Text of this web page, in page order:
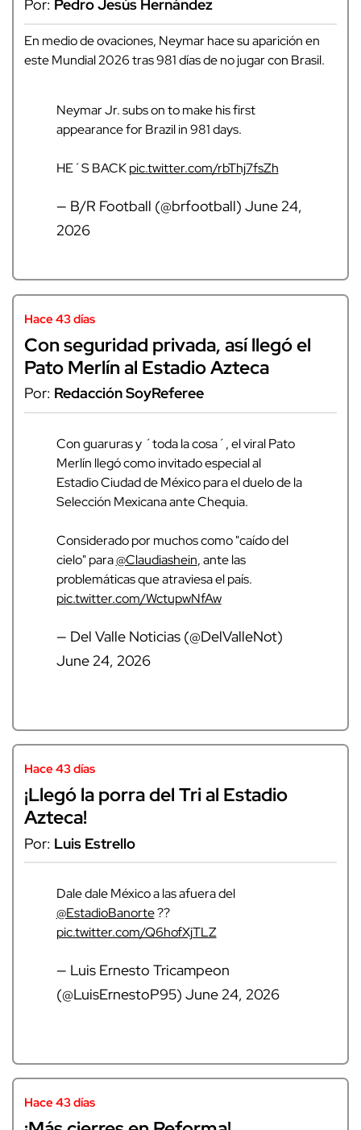
Por: Pedro Jesús Hernández
En medio de ovaciones, Neymar hace su aparición en
este Mundial 2026 tras 981 días de no jugar con Brasil.
Neymar Jr. subs on to make his first
appearance for Brazil in 981 days.
HE´S BACKpic.twitter.com/rbThj7fsZh
— B/R Football (@brfootball) June 24,
2026
Hace 43 días
Con seguridad privada, así llegó el
Pato Merlín al Estadio Azteca
Por: Redacción SoyReferee
Con guaruras y ´toda la cosa´, el viral Pato
Merlín llegó como invitado especial al
Estadio Ciudad de México para el duelo de la
Selección Mexicana ante Chequia.
Considerado por muchos como "caído del
cielo" para@Claudiashein, ante las
problemáticas que atraviesa el país.
pic.twitter.com/WctupwNfAw
— Del Valle Noticias (@DelValleNot)
June 24, 2026
Hace 43 días
¡Llegó la porra del Tri al Estadio
Azteca!
Por: Luis Estrello
Dale dale México a las afuera del
@EstadioBanorte??
pic.twitter.com/Q6hofXjTLZ
— Luis Ernesto Tricampeon
(@LuisErnestoP95) June 24, 2026
Hace 43 días